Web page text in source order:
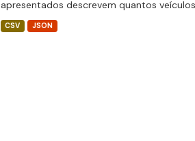
apresentados descrevem quantos
CSV JSON